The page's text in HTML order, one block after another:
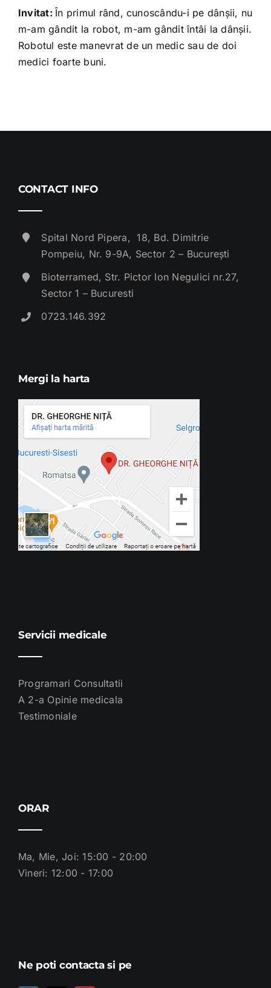
Invitat: În primul rând, cunoscându-i pe dânşii, nu
m-am gândit la robot, m-am gândit întâi la dânşii.
Robotul este manevrat de un medic sau de doi
medici foarte buni.
CONTACT INFO
Spital Nord Pipera, 18, Bd. Dimitrie
Pompeiu, Nr. 9-9A, Sector 2 – București
Bioterramed, Str. Pictor Ion Negulici nr.27,
Sector 1 – Bucuresti
0723.146.392
Mergi la harta
Servicii medicale
Programari Consultatii
A 2-a Opinie medicala
Testimoniale
ORAR
Ma, Mie, Joi: 15:00 - 20:00
Vineri: 12:00 - 17:00
Ne poti contacta si pe